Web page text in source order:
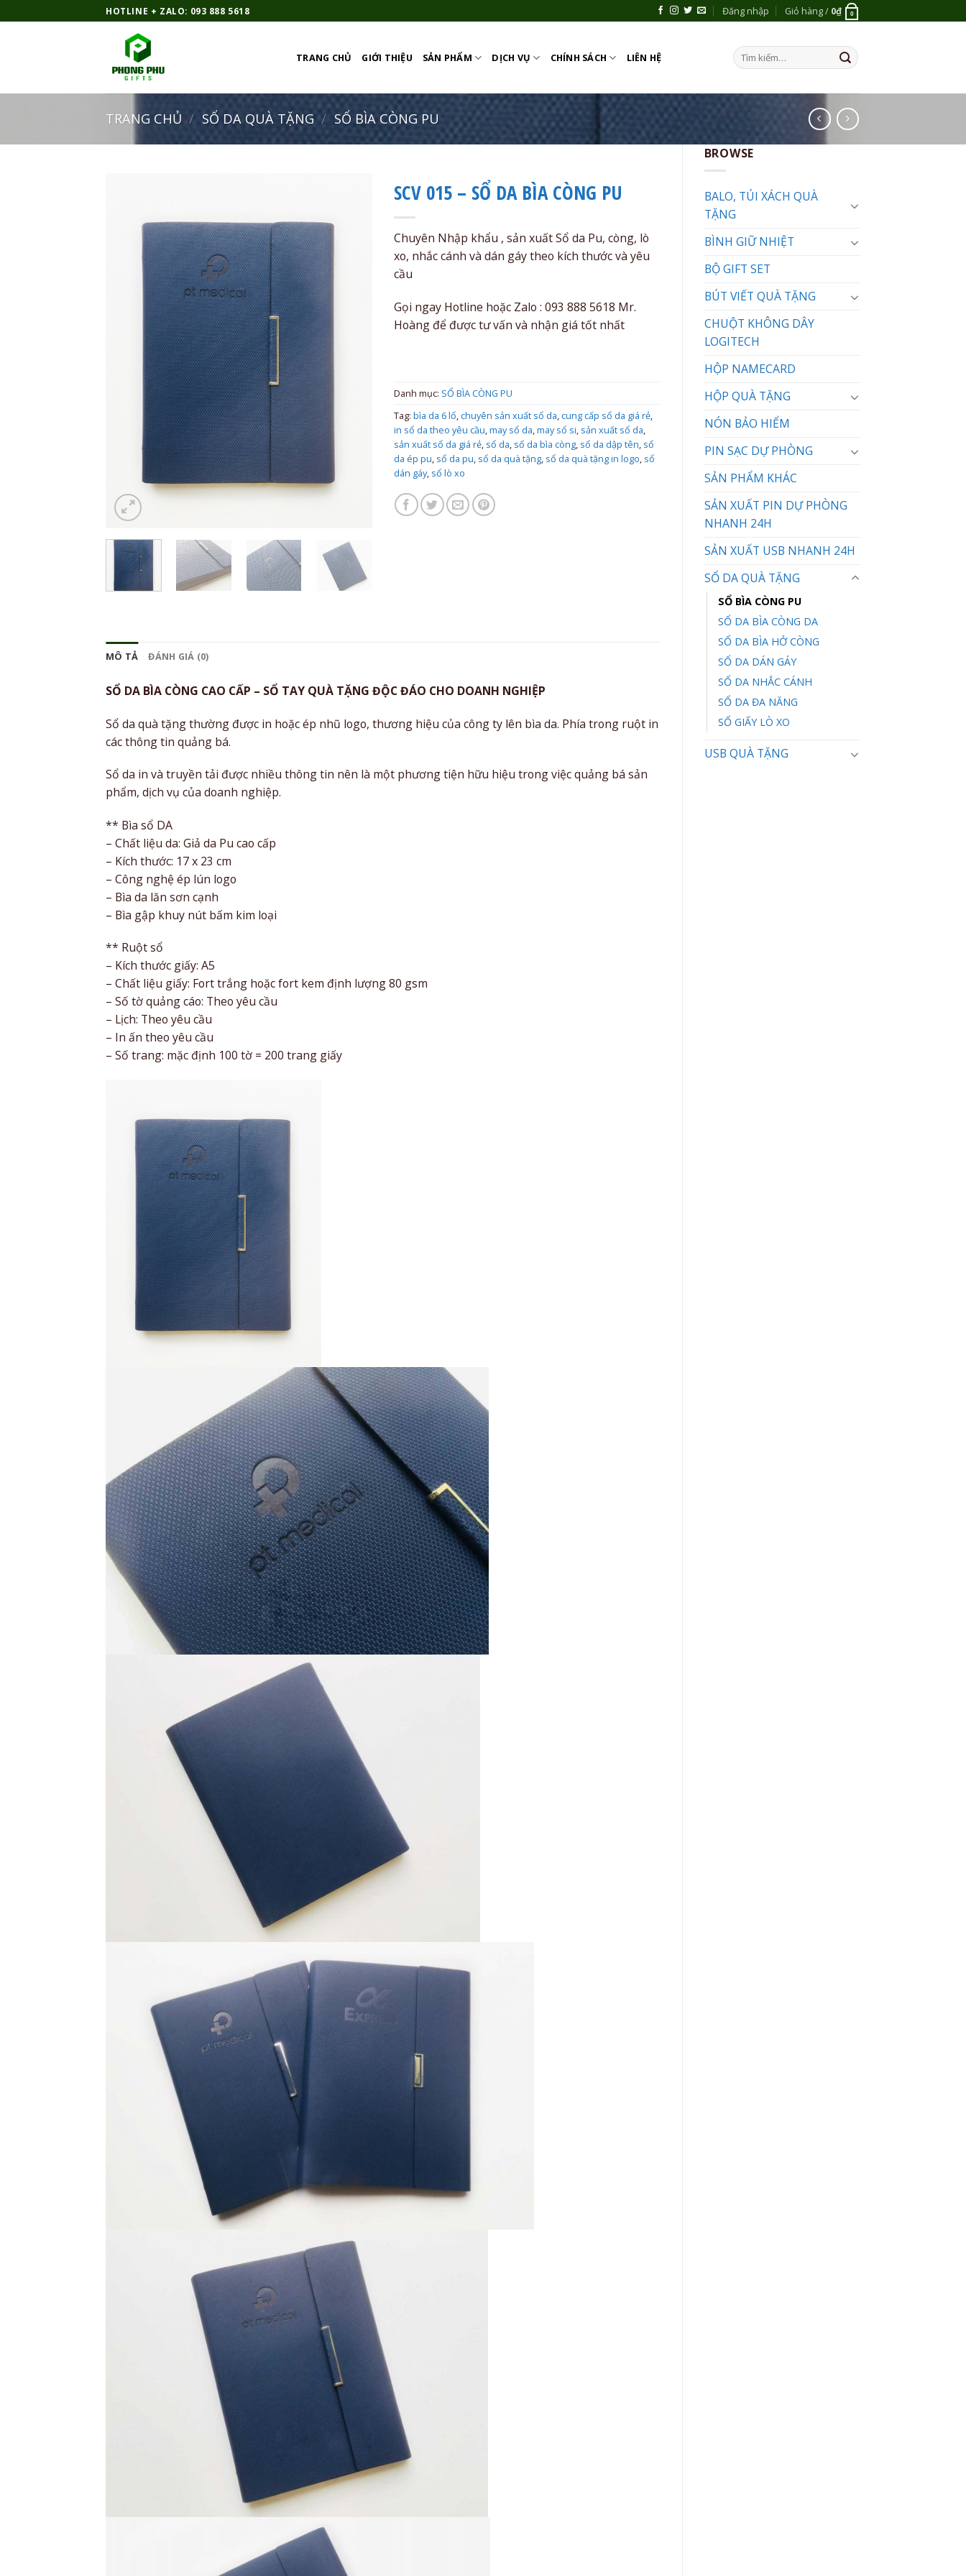
qua
HOTLINE + ZALO: 093 888 5618 Đăng nhập Giỏ hàng / 0₫ 0
TRANG CHỦ GIỚI THIỆU SẢN PHẨM DỊCH VỤ CHÍNH SÁCH LIÊN HỆ
Tìm
kiếm:
TRANG CHỦ / SỔ DA QUÀ TẶNG / SỔ BÌA CÒNG PU
BROWSE
BALO, TÚI XÁCH QUÀ
TẶNG
BÌNH GIỮ NHIỆT
BỘ GIFT SET
BÚT VIẾT QUÀ TẶNG
CHUỘT KHÔNG DÂY
LOGITECH
HỘP NAMECARD
HỘP QUÀ TẶNG
NÓN BẢO HIỂM
PIN SẠC DỰ PHÒNG
SẢN PHẨM KHÁC
SẢN XUẤT PIN DỰ PHÒNG
NHANH 24H
SẢN XUẤT USB NHANH 24H
SỔ DA QUÀ TẶNG
SỔ BÌA CÒNG PU
SỔ DA BÌA CÒNG DA
SỔ DA BÌA HỞ CÒNG
SỔ DA DÁN GÁY
SỔ DA NHẮC CÁNH
SỔ DA ĐA NĂNG
SỔ GIẤY LÒ XO
USB QUÀ TẶNG
Add to
SCV 015 – SỔ DA BÌA CÒNG PU
Chuyên Nhập khẩu , sản xuất Sổ da Pu, còng, lò
xo, nhắc cánh và dán gáy theo kích thước và yêu
cầu
Gọi ngay Hotline hoặc Zalo : 093 888 5618 Mr.
Hoàng để được tư vấn và nhận giá tốt nhất
Danh mục: SỔ BÌA CÒNG PU
Tag: bìa da 6 lổ,chuyên sản xuất sổ da,cung cấp sổ da giá rẻ,
in sổ da theo yêu cầu,may sổ da,may sổ si, sản xuất sổ da,
sản xuất sổ da giá rẻ, sổ da, sổ da bìa còng, sổ da dập tên, sổ
da ép pu, sổ da pu, sổ da quà tặng, sổ da quà tặng in logo, sổ
dán gáy, sổ lò xo
MÔ TẢ ĐÁNH GIÁ (0)
SỔ DA BÌA CÒNG CAO CẤP – SỔ TAY QUÀ TẶNG ĐỘC ĐÁO CHO DOANH NGHIỆP
Sổ da quà tặng thường được in hoặc ép nhũ logo, thương hiệu của công ty lên bìa da. Phía trong ruột in
các thông tin quảng bá.
Sổ da in và truyền tải được nhiều thông tin nên là một phương tiện hữu hiệu trong việc quảng bá sản
phẩm, dịch vụ của doanh nghiệp.
** Bìa sổ DA
– Chất liệu da: Giả da Pu cao cấp
– Kích thước: 17 x 23 cm
– Công nghệ ép lún logo
– Bìa da lăn sơn cạnh
– Bìa gập khuy nút bấm kim loại
** Ruột sổ
– Kích thước giấy: A5
– Chất liệu giấy: Fort trắng hoặc fort kem định lượng 80 gsm
– Số tờ quảng cáo: Theo yêu cầu
– Lịch: Theo yêu cầu
– In ấn theo yêu cầu
– Số trang: mặc định 100 tờ = 200 trang giấy